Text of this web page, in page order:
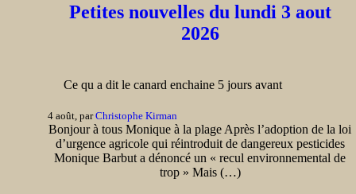
Petites nouvelles du lundi 3 aout
2026
Ce qu a dit le canard enchaine 5 jours avant
4 août, parChristophe Kirman
Bonjour à tous Monique à la plage Après l’adoption de la loi
d’urgence agricole qui réintroduit de dangereux pesticides
Monique Barbut a dénoncé un « recul environnemental de
trop » Mais (…)